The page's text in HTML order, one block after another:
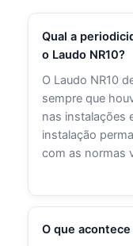
Qual a
o Laudo NR10?
O Laudo NR10
sempre que
nas instalações
instalação
com as normas
O que